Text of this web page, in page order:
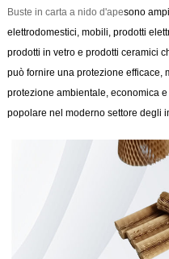
Buste in carta a nido d'apesono
elettrodomestici, mobili, prodotti
prodotti in vetro e prodotti ceramici
può fornire una protezione efficace,
protezione ambientale, economica
popolare nel moderno settore degli